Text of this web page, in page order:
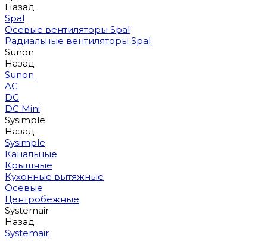
Назад
Spal
Осевые вентиляторы Spal
Радиальные вентиляторы Spal
Sunon
Назад
Sunon
AC
DC
DC Mini
Sysimple
Назад
Sysimple
Канальные
Крышные
Кухонные вытяжные
Осевые
Центробежные
Systemair
Назад
Systemair